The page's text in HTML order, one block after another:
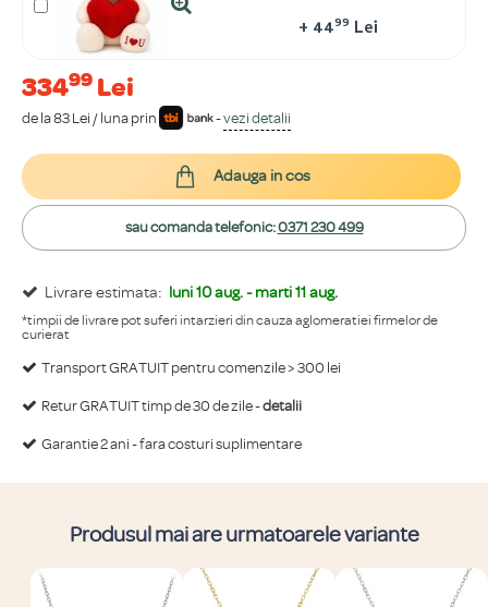
Livrare estimata: luni 10 aug. - marti 11 aug.
*timpii de livrare pot suferi intarzieri din cauza aglomeratiei firmelor de
curierat
Transport GRATUIT pentru comenzile > 300 lei
Retur GRATUIT timp de 30 de zile -detalii
Garantie 2 ani - fara costuri suplimentare
33499 Lei
de la 83 Lei / luna prin -vezi detalii
+ 4499 Lei
Adauga in cos
sau comanda telefonic:0371 230 499
Produsul mai are urmatoarele variante